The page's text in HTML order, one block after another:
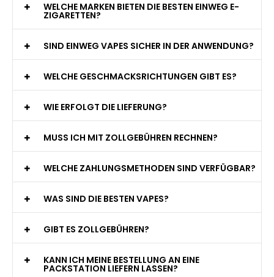
WELCHE MARKEN BIETEN DIE BESTEN EINWEG E-
ZIGARETTEN?
SIND EINWEG VAPES SICHER IN DER ANWENDUNG?
WELCHE GESCHMACKSRICHTUNGEN GIBT ES?
WIE ERFOLGT DIE LIEFERUNG?
MUSS ICH MIT ZOLLGEBÜHREN RECHNEN?
WELCHE ZAHLUNGSMETHODEN SIND VERFÜGBAR?
WAS SIND DIE BESTEN VAPES?
GIBT ES ZOLLGEBÜHREN?
KANN ICH MEINE BESTELLUNG AN EINE
PACKSTATION LIEFERN LASSEN?